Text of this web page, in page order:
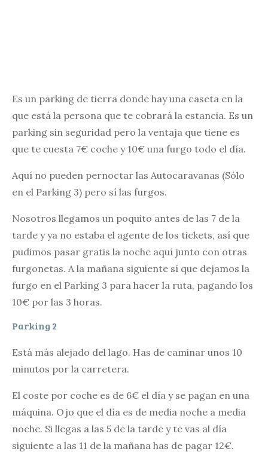
Es un parking de tierra donde hay una caseta en la
que está la persona que te cobrará la estancia. Es un
parking sin seguridad pero la ventaja que tiene es
que te cuesta 7€ coche y 10€ una furgo todo el día.
Aquí no pueden pernoctar las Autocaravanas (Sólo
en el Parking 3) pero sí las furgos.
Nosotros llegamos un poquito antes de las 7 de la
tarde y ya no estaba el agente de los tickets, así que
pudimos pasar gratis la noche aquí junto con otras
furgonetas. A la mañana siguiente sí que dejamos la
furgo en el Parking 3 para hacer la ruta, pagando los
10€ por las 3 horas.
Parking 2
Está más alejado del lago. Has de caminar unos 10
minutos por la carretera.
El coste por coche es de 6€ el día y se pagan en una
máquina. Ojo que el día es de media noche a media
noche. Si llegas a las 5 de la tarde y te vas al día
siguiente a las 11 de la mañana has de pagar 12€.